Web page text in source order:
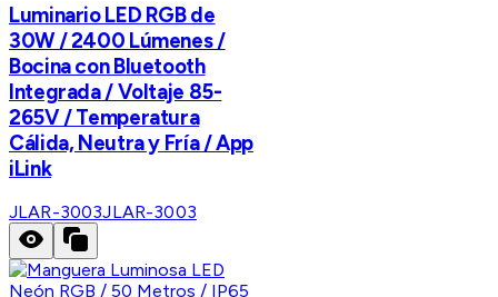
Luminario LED RGB de
30W / 2400 Lúmenes /
Bocina con Bluetooth
Integrada / Voltaje 85-
265V / Temperatura
Cálida, Neutra y Fría / App
iLink
JLAR-3003JLAR-3003